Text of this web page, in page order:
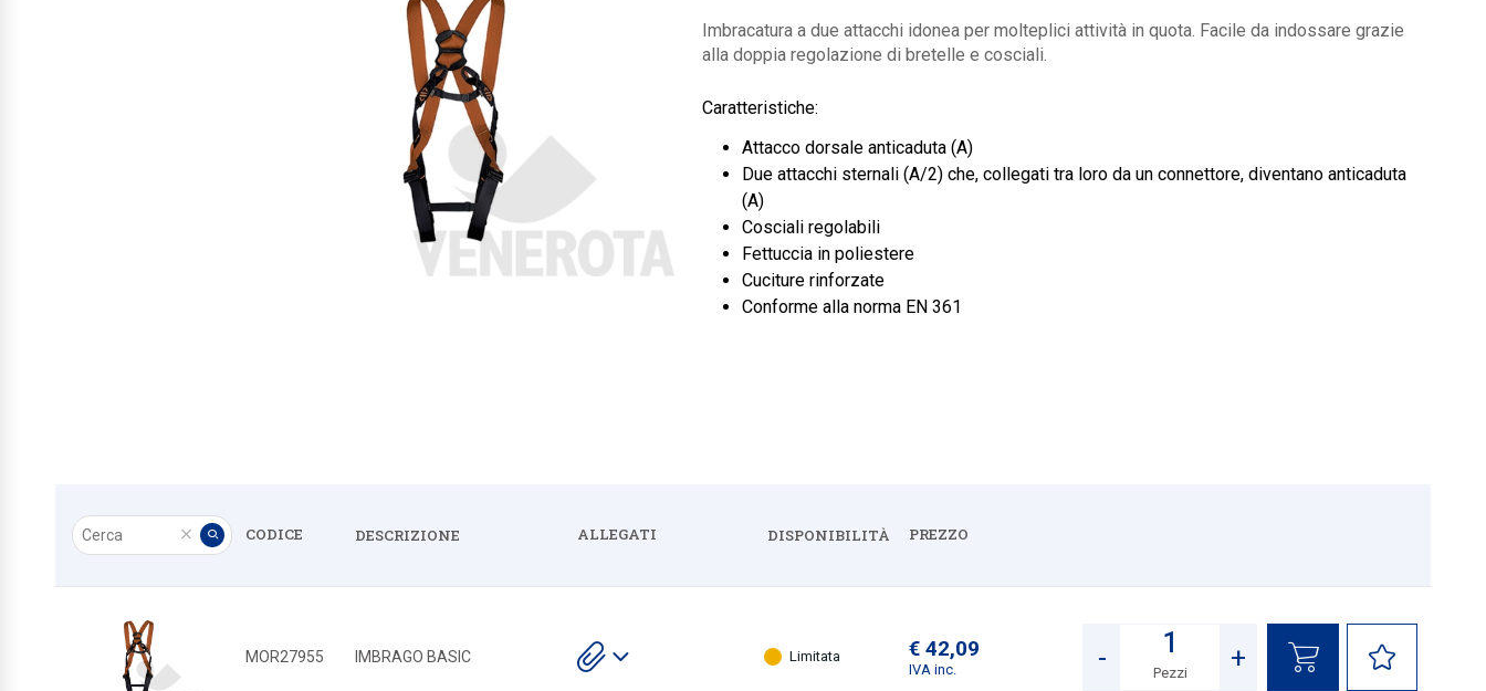
Imbracatura a due attacchi idonea per molteplici attività in quota. Facile da indossare grazie
alla doppia regolazione di bretelle e cosciali.
Caratteristiche:
Attacco dorsale anticaduta (A)
Due attacchi sternali (A/2) che, collegati tra loro da un connettore, diventano anticaduta
(A)
Cosciali regolabili
Fettuccia in poliestere
Cuciture rinforzate
Conforme alla norma EN 361
Applica
Pulisci CODICE DESCRIZIONE ALLEGATI Espandi
DISPONIBILITÀ PREZZO
MOR27955 IMBRAGO BASIC
gli
Limitata € 42,09
IVA inc. - +
Pezzi